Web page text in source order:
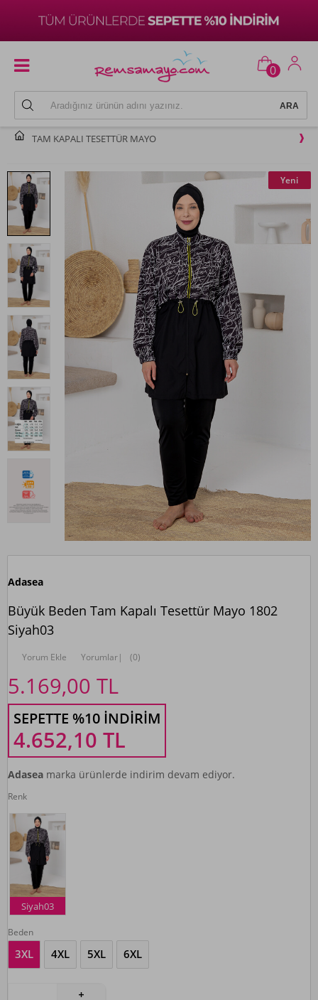
0
TAM KAPALI TESETTÜR MAYO
Yeni
Adasea
Büyük Beden Tam Kapalı Tesettür Mayo 1802
Siyah03
Yorum Ekle Yorumlar| (0)
5.169,00 TL
SEPETTE %10 İNDIRIM
4.652,10 TL
Adasea marka ürünlerde indirim devam ediyor.
Renk
Siyah03
Beden
3XL 4XL 5XL 6XL